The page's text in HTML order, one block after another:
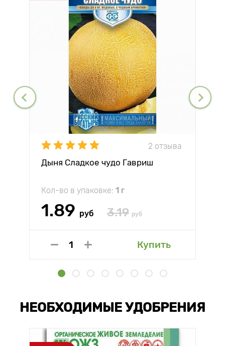
2 отзыва
Дыня Сладкое чудо Гавриш
Кол-во в упаковке: 1 г
1.89 руб 3.19 руб
Купить
НЕОБХОДИМЫЕ УДОБРЕНИЯ